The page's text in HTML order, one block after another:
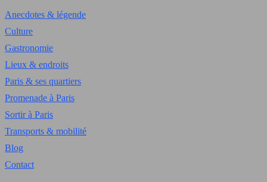
Anecdotes & légende
Culture
Gastronomie
Lieux & endroits
Paris & ses quartiers
Promenade à Paris
Sortir à Paris
Transports & mobilité
Blog
Contact